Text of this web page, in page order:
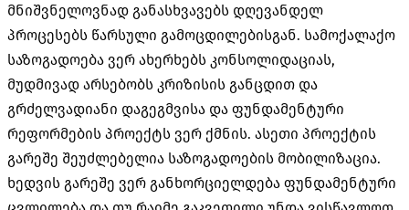
მნიშვნელოვნად განასხვავებს დღევანდელ
პროცესებს წარსული გამოცდილებისგან. სამოქალაქო
საზოგადოება ვერ ახერხებს კონსოლიდაციას,
მუდმივად არსებობს კრიზისის განცდით და
გრძელვადიანი დაგეგმვისა და ფუნდამენტური
რეფორმების პროექტს ვერ ქმნის. ასეთი პროექტის
გარეშე შეუძლებელია საზოგადოების მობილიზაცია.
ხედვის გარეშე ვერ განხორციელდება ფუნდამენტური